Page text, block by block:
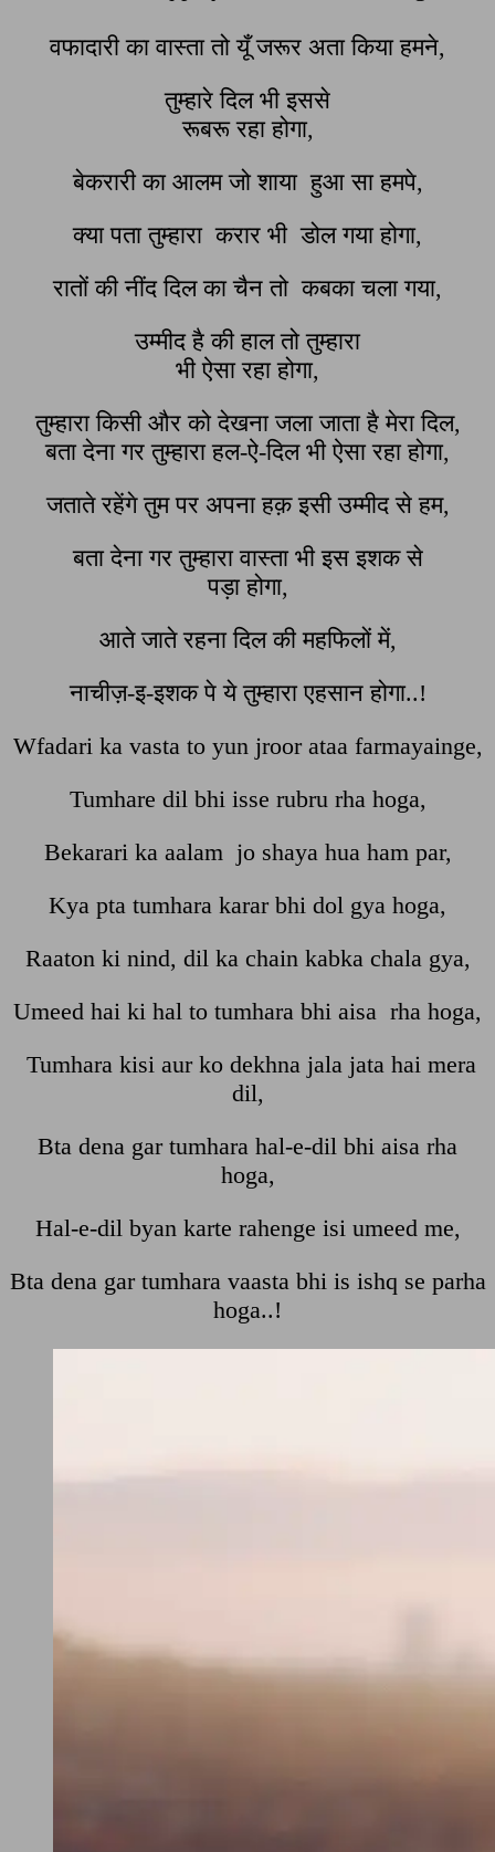
वफादारी का वास्ता तो यूँ जरूर अता किया हमने,
तुम्हारे दिल भी इससे
रूबरू रहा होगा,
बेकरारी का आलम जो शाया हुआ सा हमपे,
क्या पता तुम्हारा करार भी डोल गया होगा,
रातों की नींद दिल का चैन तो कबका चला गया,
उम्मीद है की हाल तो तुम्हारा
भी ऐसा रहा होगा,
तुम्हारा किसी और को देखना जला जाता है मेरा दिल,
बता देना गर तुम्हारा हल-ऐ-दिल भी ऐसा रहा होगा,
जताते रहेंगे तुम पर अपना हक़ इसी उम्मीद से हम,
बता देना गर तुम्हारा वास्ता भी इस इशक से
पड़ा होगा,
आते जाते रहना दिल की महफिलों में,
नाचीज़-इ-इशक पे ये तुम्हारा एहसान होगा..!
Wfadari ka vasta to yun jroor ataa farmayainge,
Tumhare dil bhi isse rubru rha hoga,
Bekarari ka aalam jo shaya hua ham par,
Kya pta tumhara karar bhi dol gya hoga,
Raaton ki nind, dil ka chain kabka chala gya,
Umeed hai ki hal to tumhara bhi aisa rha hoga,
Tumhara kisi aur ko dekhna jala jata hai mera
dil,
Bta dena gar tumhara hal-e-dil bhi aisa rha
hoga,
Hal-e-dil byan karte rahenge isi umeed me,
Bta dena gar tumhara vaasta bhi is ishq se parha
hoga..!